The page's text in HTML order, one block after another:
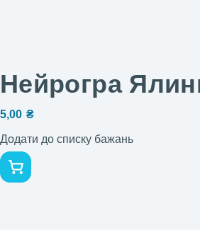
Нейрогра
5,00 ₴
Додати до списку бажань